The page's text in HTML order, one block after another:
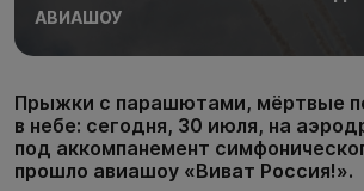
АВИАШОУ
Прыжки с парашютами, мёртвые
в небе: сегодня, 30 июля, на
под аккомпанемент
прошло авиашоу «Виват Россия!».